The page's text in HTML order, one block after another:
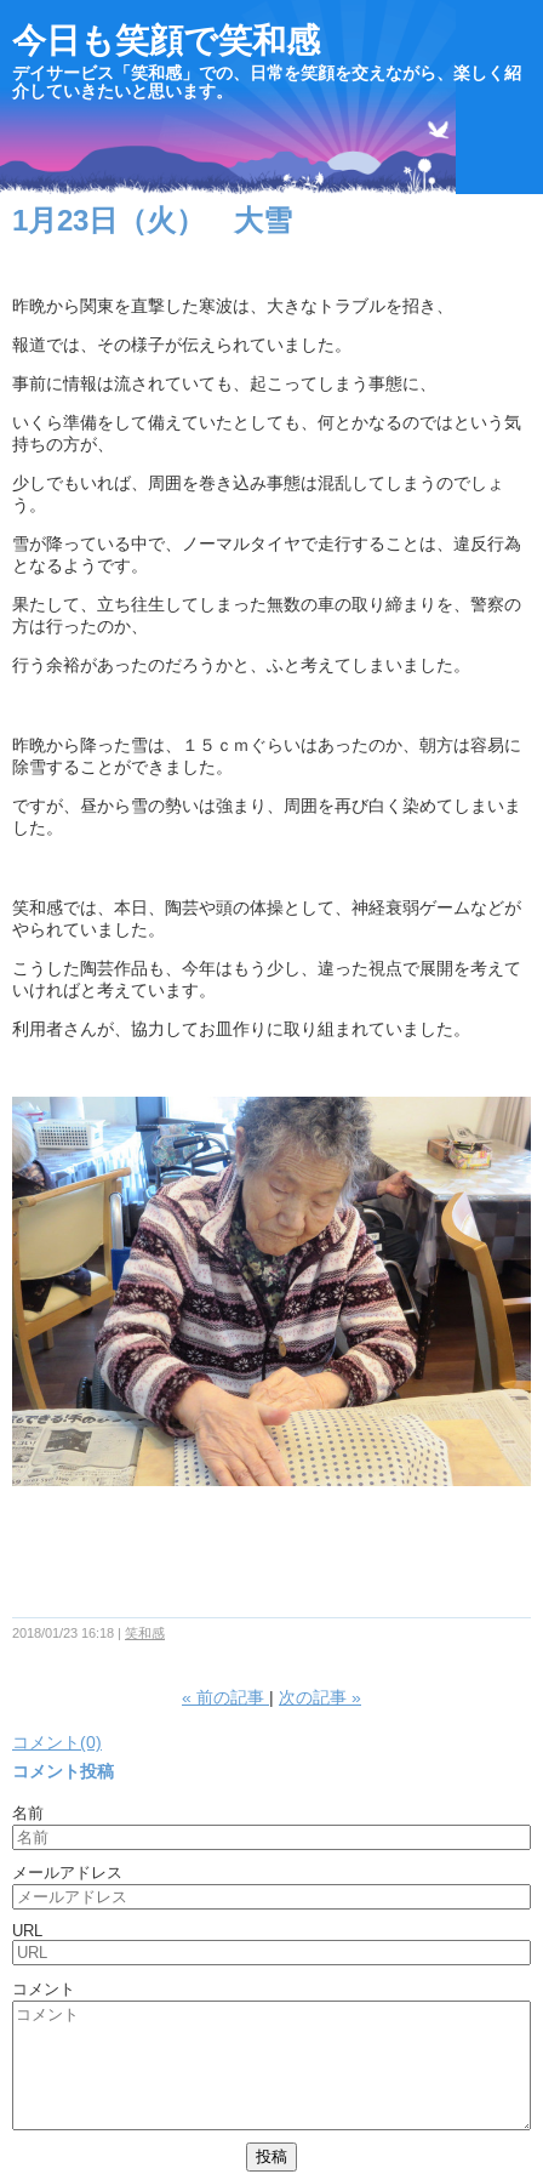
今日も笑顔で笑和感
デイサービス「笑和感」での、日常を笑顔を交えながら、楽しく紹
介していきたいと思います。
1月23日（火） 大雪
昨晩から関東を直撃した寒波は、大きなトラブルを招き、
報道では、その様子が伝えられていました。
事前に情報は流されていても、起こってしまう事態に、
いくら準備をして備えていたとしても、何とかなるのではという気
持ちの方が、
少しでもいれば、周囲を巻き込み事態は混乱してしまうのでしょ
う。
雪が降っている中で、ノーマルタイヤで走行することは、違反行為
となるようです。
果たして、立ち往生してしまった無数の車の取り締まりを、警察の
方は行ったのか、
行う余裕があったのだろうかと、ふと考えてしまいました。
昨晩から降った雪は、１５ｃｍぐらいはあったのか、朝方は容易に
除雪することができました。
ですが、昼から雪の勢いは強まり、周囲を再び白く染めてしまいま
した。
笑和感では、本日、陶芸や頭の体操として、神経衰弱ゲームなどが
やられていました。
こうした陶芸作品も、今年はもう少し、違った視点で展開を考えて
いければと考えています。
利用者さんが、協力してお皿作りに取り組まれていました。
2018/01/23 16:18 笑和感
« 前の記事 次の記事 »
コメント(0)
コメント投稿
名前
メールアドレス
URL
コメント